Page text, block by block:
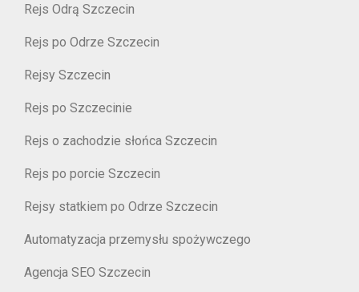
Rejs Odrą Szczecin
Rejs po Odrze Szczecin
Rejsy Szczecin
Rejs po Szczecinie
Rejs o zachodzie słońca Szczecin
Rejs po porcie Szczecin
Rejsy statkiem po Odrze Szczecin
Automatyzacja przemysłu spożywczego
Agencja SEO Szczecin